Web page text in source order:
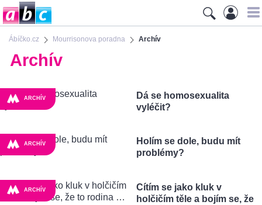
Ábíčko.cz Mourrisonova poradna Archív
Archív
ARCHÍV
Dá se homosexualita
vyléčit?
ARCHÍV
Holím se dole, budu mít
problémy?
ARCHÍV
Cítím se jako kluk v
holčičím těle a bojím se, že